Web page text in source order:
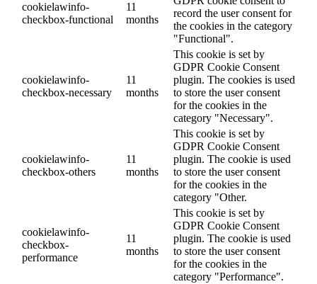
cookielawinfo-
checkbox-functional
11
months
record the user consent for
the cookies in the category
"Functional".
cookielawinfo-
checkbox-necessary
11
months
This cookie is set by
GDPR Cookie Consent
plugin. The cookies is used
to store the user consent
for the cookies in the
category "Necessary".
cookielawinfo-
checkbox-others
11
months
This cookie is set by
GDPR Cookie Consent
plugin. The cookie is used
to store the user consent
for the cookies in the
category "Other.
cookielawinfo-
checkbox-
performance
11
months
This cookie is set by
GDPR Cookie Consent
plugin. The cookie is used
to store the user consent
for the cookies in the
category "Performance".